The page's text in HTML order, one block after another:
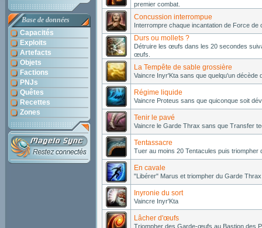
Base de données
Capacités
Exploits
Artefacts
Objets
Factions
PNJs
Quêtes
Recettes
Zones
premier combat.
Concussion interrompue
Interrompre chaque incantation de Force
Durs ou mollets ?
Détruire les œufs dans les 20 secondes
œufs.
La Tempête de sable grossière
Vaincre Inyr'Kta sans que quelqu'un décède
Régime liquide
Vaincre Proteus sans que quiconque soit
Tenir le pavé
Vaincre le Garde Thrax sans que Transfer
Tentassacre
Tuer au moins 20 Tentacules puis triompher
En cavale
"Libérer" Marus et triompher du Garde Thrax
Inyronie du sort
Vaincre Inyr'Kta
Lâcher d'œufs
Triompher des Garde-œufs au Bastion des